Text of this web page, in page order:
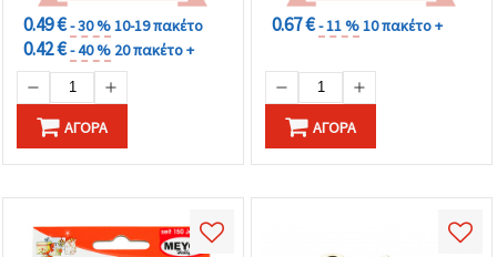
0.49 €- 30 %10-19 πακέτο
0.42 €- 40 % 20 πακέτο +
ΑΓΟΡΆ
0.67 €- 11 %10 πακέτο +
ΑΓΟΡΆ